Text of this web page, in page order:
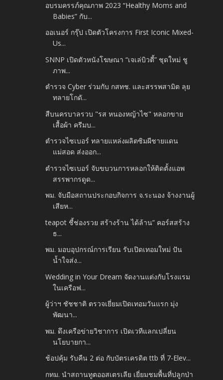
อบรมครรภ์คุณภาพ 2023 “Healthy Moms and
Babies” กับ...
ออเนอร์ กรุ๊ป เปิดตัวโครงการ First Iconic Mixed-
Us...
SNNP เปิดตัวหนังโฆษณา “เจเล่บิวตี้” ชุดใหม่ ชู
ภาพ...
ตำรวจ Cyber ร่วมกับ กสทช. และสรรพสามิต ลุย
ทลายโกดั...
สืบนครบาลรวบ "รส หนองหญ้าไซ" หลอกขาย
เสื้อผ้า ครีมบ...
ตำรวจไซเบอร์ ทลายแหล่งผลิตซิมผีชายแดน
แม่สอด ส่งออก...
ตำรวจไซเบอร์ จับขบวนการหลอกให้ติดตั้งแอพ
สรรพากรดูด...
พม. จับมือสถานประกอบกิจการ จ.ระนอง จ้างงานผู้
เสียห...
teapot ชี้ช่องรวย สร้างร้าน ได้ล้าน” คอร์สสร้าง
ธ...
พม. มอบอุปกรณ์การเรียน รับเปิดเทอมใหม่ ปัน
น้ำใจส่ง...
Wedding in Your Dream จัดงานแต่งกับโรงแรม
ในเครือฟ...
ผู้ว่าฯ ชัชชาติ ตรวจเยี่ยมเปิดเทอมวันแรก มุ่ง
พัฒนา...
พม. ดึงเครือข่ายวิชาการ เปิดเวทีแลกเปลี่ยน
นโยบายกา...
ช้อปคุ้ม รับคืน 2 ต่อ กับบัตรเครดิต ttb ที่ 7-Elev...
กทม. นำสถานทูตออสเตรเลีย เยี่ยมชมพื้นที่ปลูกป่า